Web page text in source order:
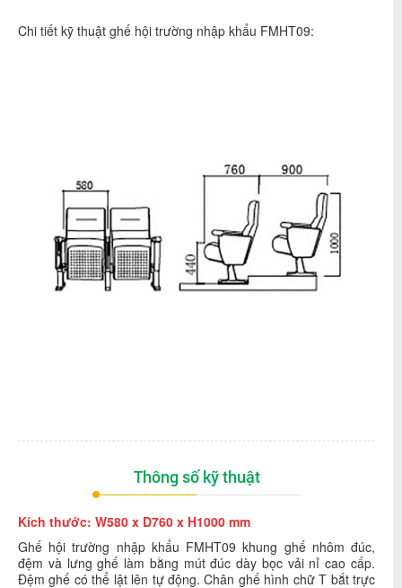
Chi tiết kỹ thuật ghế hội trường nhập khẩu FMHT09:
Thông số kỹ thuật
Kích thước: W580 x D760 x H1000 mm
Ghế hội trường nhập khẩu FMHT09 khung ghế nhôm đúc,
đệm và lưng ghế làm bằng mút đúc dày bọc vải nỉ cao cấp.
Đệm ghế có thể lật lên tự động. Chân ghế hình chữ T bắt trực